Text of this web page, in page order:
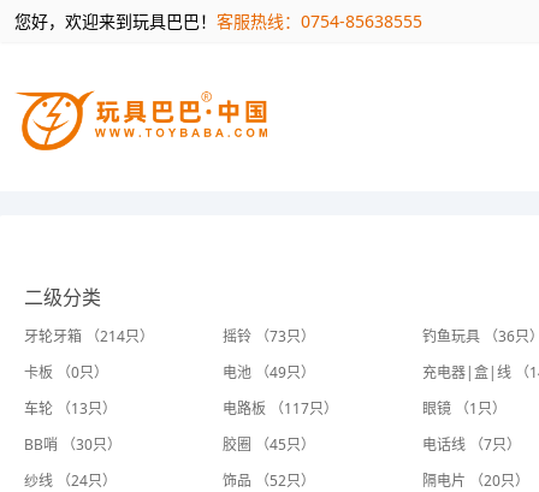
您好，欢迎来到玩具巴巴！ 客服热线：0754-85638555
二级分类
牙轮牙箱 （214只） 摇铃 （73只）
钓鱼玩具 （36只
卡板 （0只）
电池 （49只）
充电器|盒|线 （
车轮 （13只）
电路板 （117只）
眼镜 （1只）
BB哨 （30只）
胶圈 （45只）
电话线 （7只）
纱线 （24只）
饰品 （52只）
隔电片 （20只）